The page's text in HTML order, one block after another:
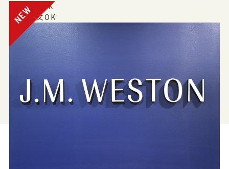
電話注文OK
WEB注文OK